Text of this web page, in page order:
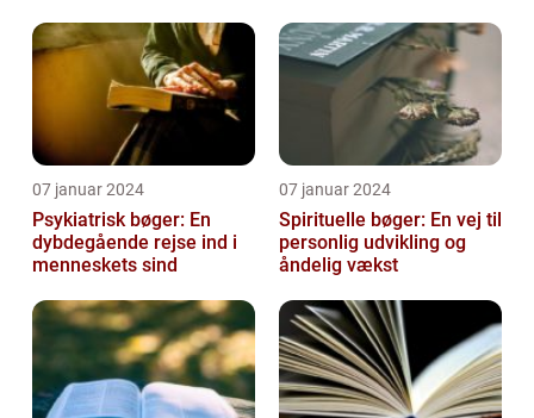
07 januar 2024
Psykiatrisk bøger: En
dybdegående rejse ind i
menneskets sind
07 januar 2024
Spirituelle bøger: En vej til
personlig udvikling og
åndelig vækst